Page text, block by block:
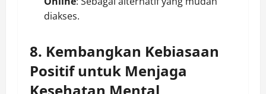
diakses.
8. Kembangkan Kebiasaan
Positif untuk Menjaga